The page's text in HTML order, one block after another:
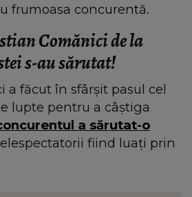
frumoasa concurentă.
Comănici de la
s-au sărutat!
a făcut în sfârșit pasul cel
lupte pentru a câștiga
a sărutat-o
fiind luați prin